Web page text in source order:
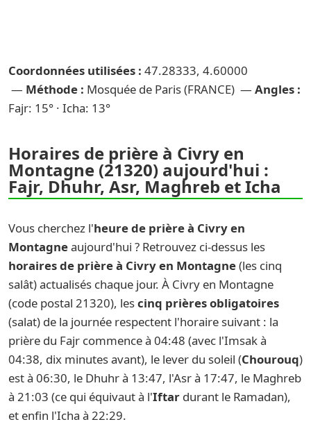
Coordonnées utilisées : 47.28333, 4.60000
— Méthode : Mosquée de Paris (FRANCE) — Angles :
Fajr: 15° · Icha: 13°
Horaires de prière à Civry en
Montagne (21320) aujourd'hui :
Fajr, Dhuhr, Asr, Maghreb et Icha
Vous cherchez l'heure de prière à Civry en
Montagneaujourd'hui ? Retrouvez ci-dessus les
horaires de prière à Civry en Montagne(les cinq
salât) actualisés chaque jour. À Civry en Montagne
(code postal 21320), lescinq prières obligatoires
(salat) de la journée respectent l'horaire suivant : la
prière du Fajr commence à 04:48 (avec l'Imsak à
04:38, dix minutes avant), le lever du soleil (Chourouq)
est à 06:30, le Dhuhr à 13:47, l'Asr à 17:47, le Maghreb
à 21:03 (ce qui équivaut à l'Iftar durant le Ramadan),
et enfin l'Icha à 22:29.